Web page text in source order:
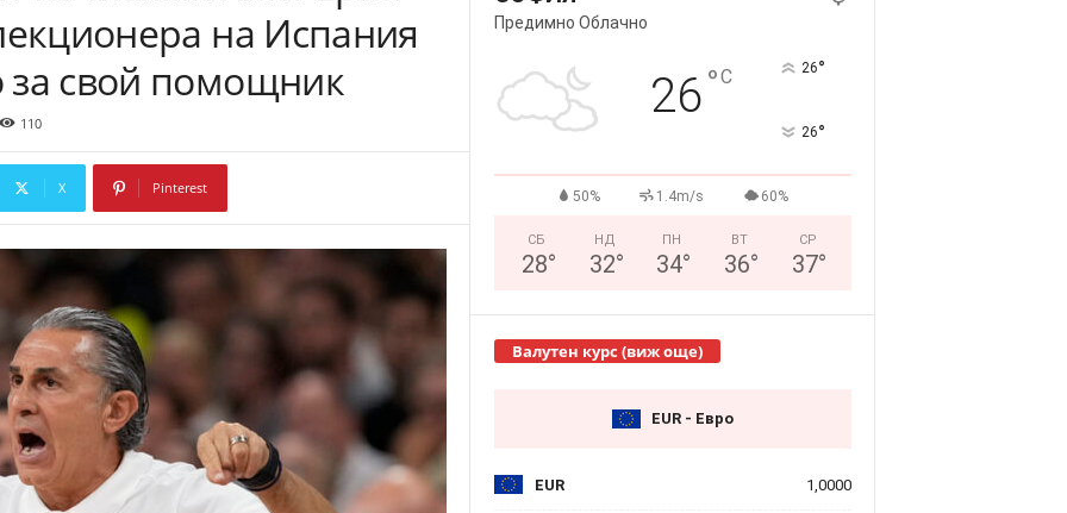
на Испания
свой помощник
110
X Pinterest
Предимно Облачно
26°C 26°
26°
50% 1.4m/s 60%
СБ
28°
НД
32°
ПН
34°
ВТ
36°
СР
37°
Валутен курс (виж още)
EUR - Евро
EUR 1,0000